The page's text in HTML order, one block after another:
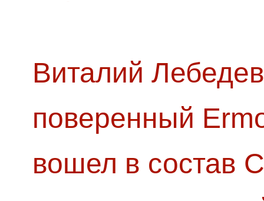
Виталий
поверенный
вошел в состав